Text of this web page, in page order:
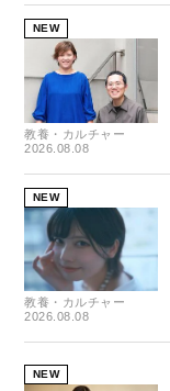
NEW
教養・カルチャー
2026.08.08
NEW
教養・カルチャー
2026.08.08
NEW